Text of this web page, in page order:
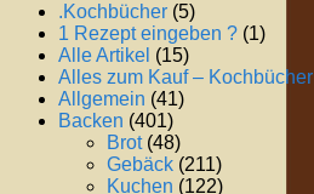
.Kochbücher (5)
1 Rezept eingeben ? (1)
Alle Artikel (15)
Alles zum Kauf – Kochbücher
Allgemein (41)
Backen (401)
Brot(48)
Gebäck (211)
Kuchen (122)